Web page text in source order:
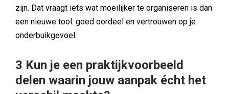
zijn. Dat vraagt iets wat moeilijker te organiseren is dan
een nieuwe tool: goed oordeel en vertrouwen op je
onderbuikgevoel.
3 Kun je een praktijkvoorbeeld
delen waarin jouw aanpak écht het